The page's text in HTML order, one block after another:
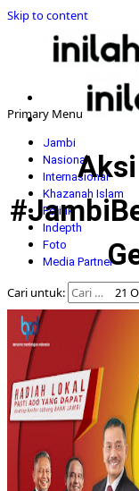
Skip to content
Primary Menu
Jambi
Nasional
Internasional
Khazanah Islam
Politik
Indepth
Foto
Media Partner
Cari untuk: 21